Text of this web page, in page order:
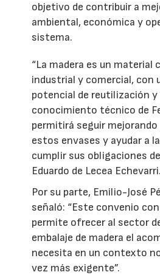
objetivo de contribuir a
ambiental, económica y
sistema.
“La madera es un material
industrial y comercial, con
potencial de reutilización y
conocimiento técnico de
permitirá seguir
estos envases y ayudar a
cumplir sus obligaciones
Eduardo de Lecea Echevarri.
Por su parte, Emilio-José
señaló: “Este convenio
permite ofrecer al sector
embalaje de madera el
necesita en un contexto
vez más exigente”.